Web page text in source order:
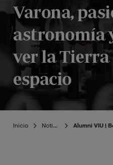
Varona,
astronomía
ver la Tierra
espacio
Inicio Noticias Alumni VIU |